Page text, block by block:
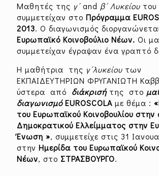
Μαθητές της γ΄and β΄ Λυκείου του
συμμετείχαν στο Πρόγραμμα
2013. Ο διαγωνισμός
Ευρωπαϊκό Κοινοβούλιο Νέων. Οι
συμμετείχαν έγραψαν ένα γραπτό
Η μαθήτρια της γ΄λυκείου των
ΕΚΠΑΙΔΕΥΤΗΡΙΩΝ ΦΡΥΓΑΝΙΩΤΗ
ύστερα από διάκρισή της στο
διαγωνισμόEUROSCOLA με θέμα :
του Ευρωπαϊκού Κοινοβουλίου στην
Δημοκρατικού Ελλείμματος στην
Ένωση », συμμετείχε στις 31
στην Ημερίδα του Ευρωπαϊκού
Νέων, στο ΣΤΡΑΣΒΟΥΡΓΟ.